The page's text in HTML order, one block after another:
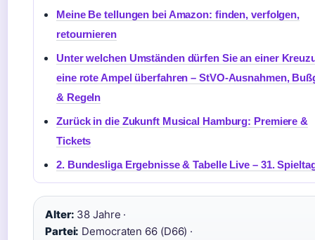
Meine Be tellungen bei Amazon: finden, verfolgen,
retournieren
Unter welchen Umständen dürfen Sie an einer
eine rote Ampel überfahren – StVO-Ausnahmen,
& Regeln
Zurück in die Zukunft Musical Hamburg: Premiere &
Tickets
2. Bundesliga Ergebnisse & Tabelle Live – 31.
Alter: 38 Jahre ·
Partei: Democraten 66 (D66) ·